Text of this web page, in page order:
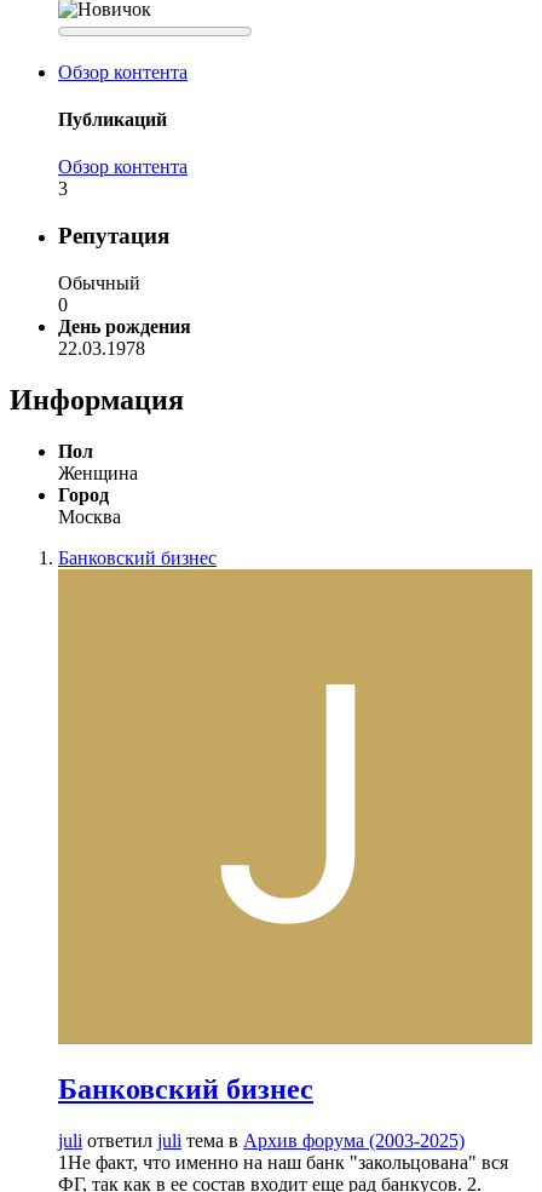
Обзор контента
Публикаций
Обзор контента
3
Репутация
Обычный
0
День рождения
22.03.1978
Информация
Пол
Женщина
Город
Москва
Банковский бизнес
Банковский бизнес
juli ответил juli тема в Архив форума (2003-2025)
1Не факт, что именно на наш банк "закольцована" вся
ФГ, так как в ее состав входит еще рад банкусов. 2.